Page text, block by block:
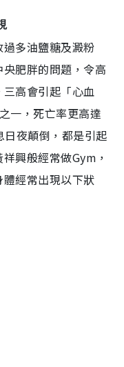
多油鹽糖及澱粉
肥胖的問題，令高
高會引起「心血
一，死亡率更高達
夜顛倒，都是引起
興般經常做Gym，
經常出現以下狀